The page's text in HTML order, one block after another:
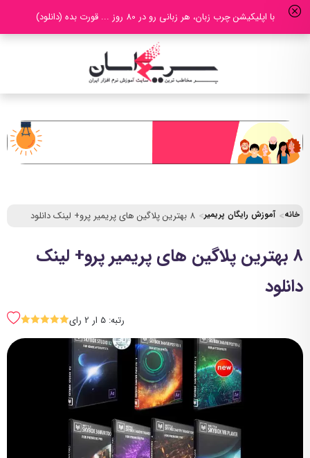
با اپلیکیشن چرب زبان، هر زبانی رو در 80 روز ... قورت بده (دانلود)
خانه آموزش رایگان پریمیر 8 بهترین پلاگین های پریمیر پرو+ لینک دانلود
8 بهترین پلاگین های پریمیر پرو+ لینک
دانلود
رتبه: 5 ار 2 رای SSSSS